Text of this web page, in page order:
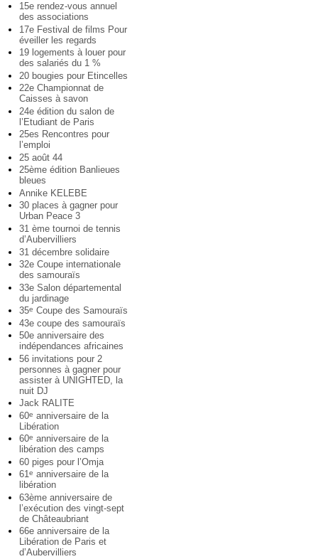
15e rendez-vous annuel
des associations
17e Festival de films Pour
éveiller les regards
19 logements à louer pour
des salariés du 1 %
20 bougies pour Etincelles
22e Championnat de
Caisses à savon
24e édition du salon de
l’Etudiant de Paris
25es Rencontres pour
l’emploi
25 août 44
25ème édition Banlieues
bleues
Annike KELEBE
30 places à gagner pour
Urban Peace 3
31 ème tournoi de tennis
d’Aubervilliers
31 décembre solidaire
32e Coupe internationale
des samouraïs
33e Salon départemental
du jardinage
35e Coupe des Samouraïs
43e coupe des samouraïs
50e anniversaire des
indépendances africaines
56 invitations pour 2
personnes à gagner pour
assister à UNIGHTED, la
nuit DJ
Jack RALITE
60e anniversaire de la
Libération
60e anniversaire de la
libération des camps
60 piges pour l’Omja
61e anniversaire de la
libération
63ème anniversaire de
l’exécution des vingt-sept
de Châteaubriant
66e anniversaire de la
Libération de Paris et
d’Aubervilliers